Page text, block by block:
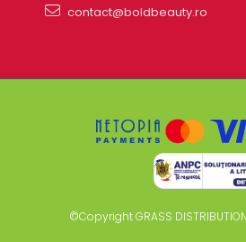
contact@boldbeauty.ro
©Copyright GRASS